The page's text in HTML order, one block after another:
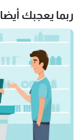
ربما يعجبك أيضا